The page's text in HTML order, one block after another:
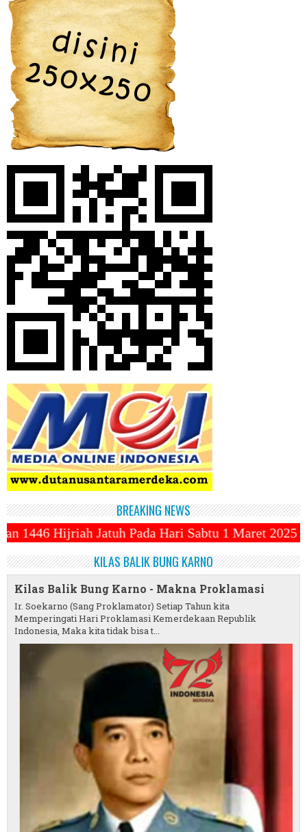
BREAKING NEWS
Hari Sabtu 1 Maret 2025 ~||~ 1 Syawal
KILAS BALIK BUNG KARNO
Kilas Balik Bung Karno - Makna Proklamasi
Ir. Soekarno (Sang Proklamator) Setiap Tahun kita
Memperingati Hari Proklamasi Kemerdekaan Republik
Indonesia, Maka kita tidak bisa t...